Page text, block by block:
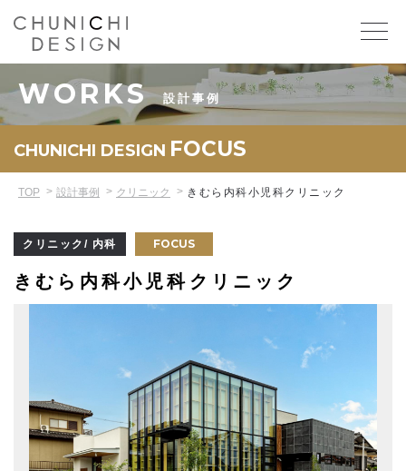
WORKS 設計事例
CHUNICHI DESIGN FOCUS
TOP 設計事例 クリニック きむら内科小児科クリニック
クリニック/ 内科 FOCUS
きむら内科小児科クリニック